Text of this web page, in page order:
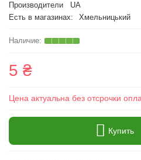
Производители
UA
Есть в магазинах:
Хмельницький
5 ₴
Цена актуальна без отсрочки
Купить